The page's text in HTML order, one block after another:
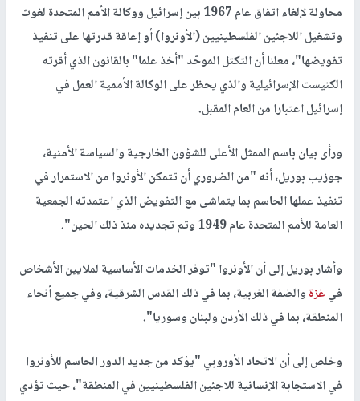
محاولة لإلغاء اتفاق عام 1967 بين إسرائيل ووكالة الأمم المتحدة لغوث
وتشغيل اللاجئين الفلسطينيين (الأونروا) أو إعاقة قدرتها على تنفيذ
تفويضها"، معلنا أن التكتل الموحّد "أخذ علما" بالقانون الذي أقرته
الكنيست الإسرائيلية والذي يحظر على الوكالة الأممية العمل في
إسرائيل اعتبارا من العام المقبل.
ورأى بيان باسم الممثل الأعلى للشؤون الخارجية والسياسة الأمنية،
جوزيب بوريل، أنه "من الضروري أن تتمكن الأونروا من الاستمرار في
تنفيذ عملها الحاسم بما يتماشى مع التفويض الذي اعتمدته الجمعية
العامة للأمم المتحدة عام 1949 وتم تجديده منذ ذلك الحين".
وأشار بوريل إلى أن الأونروا "توفر الخدمات الأساسية لملايين الأشخاص
فيغزةوالضفة الغربية، بما في ذلك القدس الشرقية، وفي جميع أنحاء
المنطقة، بما في ذلك الأردن ولبنان وسوريا".
وخلص إلى أن الاتحاد الأوروبي "يؤكد من جديد الدور الحاسم للأونروا
في الاستجابة الإنسانية للاجئين الفلسطينيين في المنطقة"، حيث تؤدي